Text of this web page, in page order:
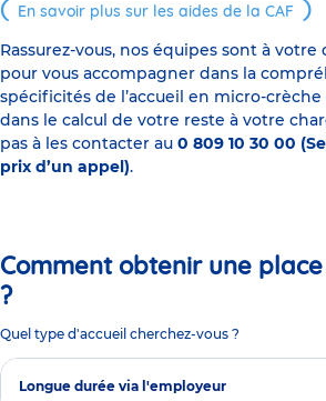
En savoir plus sur les aides de la CAF
Rassurez-vous, nos équipes sont à votre
pour vous accompagner dans la
spécificités de l’accueil en micro-
dans le calcul de votre reste à votre
pas à les contacter au 0 809 10 30 00
prix d’un appel).
Comment obtenir une
?
Quel type d'accueil cherchez-vous ?
Longue durée via l'employeur